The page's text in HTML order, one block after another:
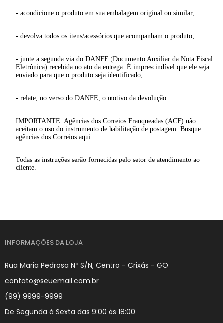
- acondicione o produto em sua embalagem original ou similar;
- devolva todos os itens/acessórios que acompanham o produto;
- junte a segunda via do DANFE (Documento Auxiliar da Nota Fiscal
Eletrônica) recebida no ato da entrega. É imprescindível que ele seja
enviado para que o produto seja identificado;
- relate, no verso do DANFE, o motivo da devolução.
IMPORTANTE: Agências dos Correios Franqueadas (ACF) não
aceitam o uso do instrumento de habilitação de postagem. Busque
agências dos Correios aqui.
Todas as instruções serão fornecidas pelo setor de atendimento ao
cliente.
INFORMAÇÕES DA LOJA
Rua Maria Pedrosa Nº S/N, Centro - Crixás - GO
contato@seuemail.com.br
(99) 9999-9999
De Segunda à Sexta das 9:00 às 18:00